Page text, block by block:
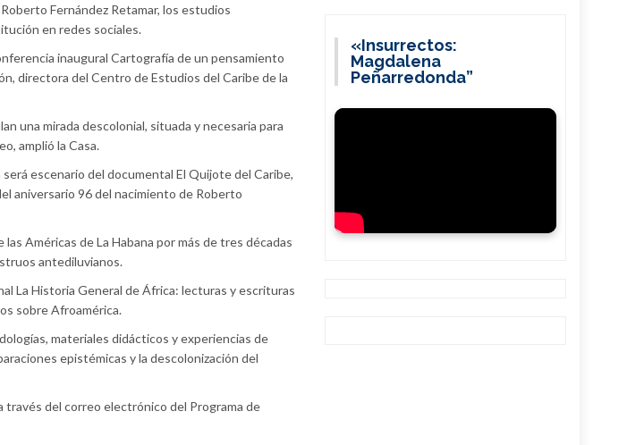
Fernández Retamar, los estudios
en redes sociales.
inaugural Cartografía de un pensamiento
directora del Centro de Estudios del Caribe de la
una mirada descolonial, situada y necesaria para
amplió la Casa.
será escenario del documental El Quijote del Caribe,
aniversario 96 del nacimiento de Roberto
Américas de La Habana por más de tres décadas
antediluvianos.
La Historia General de África: lecturas y escrituras
sobre Afroamérica.
materiales didácticos y experiencias de
epistémicas y la descolonización del
del correo electrónico del Programa de
«Insurrectos:
Magdalena
Peñarredonda”